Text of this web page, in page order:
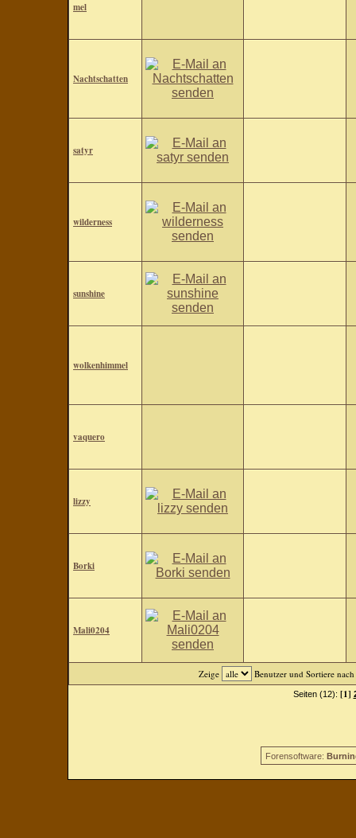
mel
Nachtschatten
satyr
wilderness
sunshine
wolkenhimmel
vaquero
lizzy
Borki
Mali0204
Zeige Benutzer und Sortiere nach
Seiten (12): [1]
Forensoftware: